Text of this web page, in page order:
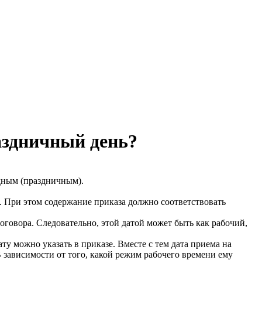
день?
(праздничным).
этом содержание приказа должно соответствовать
Следовательно, этой датой может быть как рабочий,
можно указать в приказе. Вместе с тем дата приема на
от того, какой режим рабочего времени ему